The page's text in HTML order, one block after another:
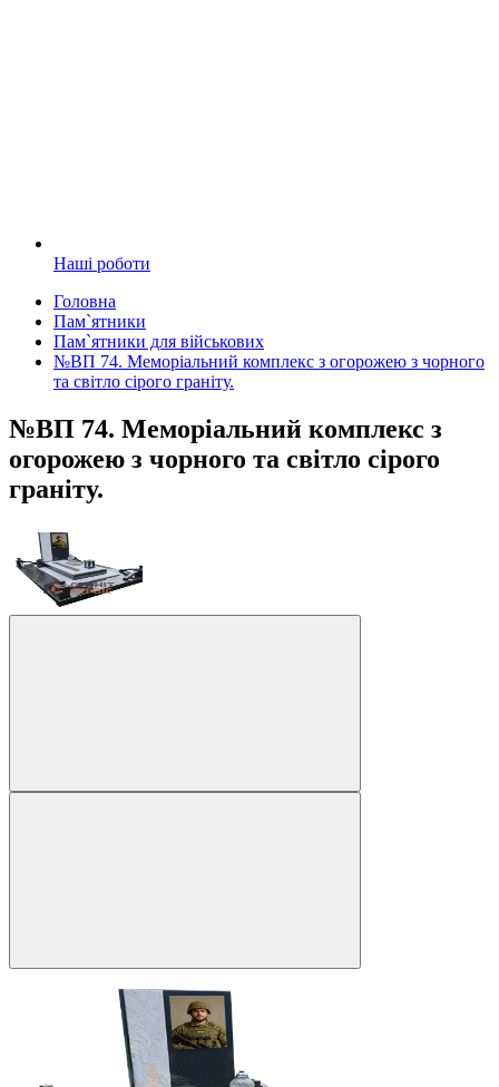
Наші роботи
Головна
Пам`ятники
Пам`ятники для військових
№ВП 74. Меморіальний комплекс з огорожею з чорного
та світло сірого граніту.
№ВП 74. Меморіальний комплекс з
огорожею з чорного та світло сірого
граніту.